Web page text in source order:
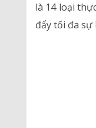
là 14 loại
đẩy tối đa sự